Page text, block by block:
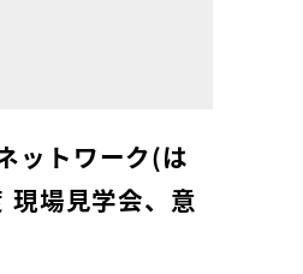
ットワーク(は
場見学会、意